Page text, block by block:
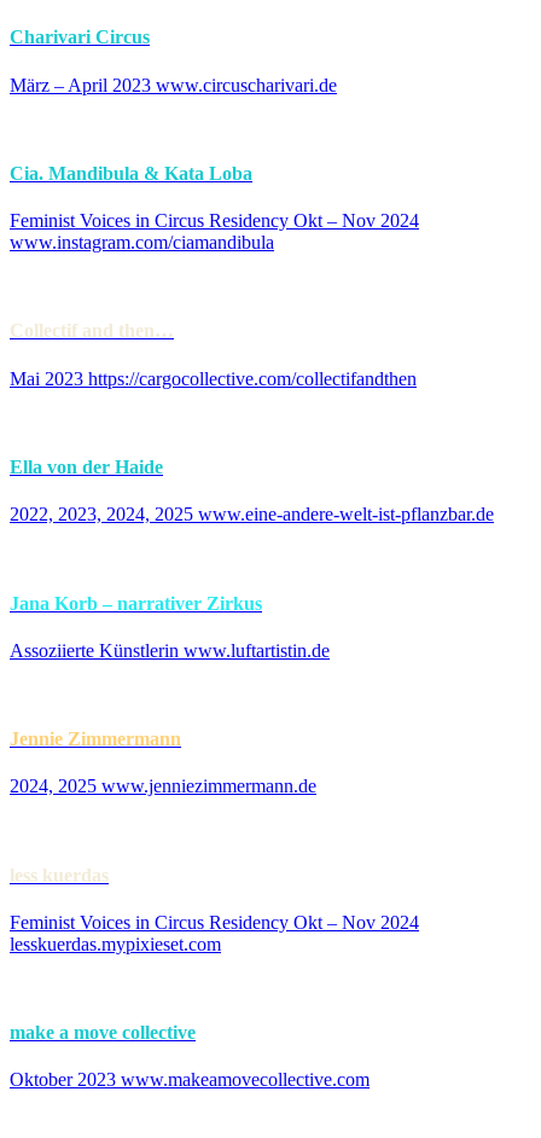
Charivari Circus
März – April 2023 www.circuscharivari.de
Cia. Mandibula & Kata Loba
Feminist Voices in Circus Residency Okt – Nov 2024
www.instagram.com/ciamandibula
Collectif and then…
Mai 2023 https://cargocollective.com/collectifandthen
Ella von der Haide
2022, 2023, 2024, 2025 www.eine-andere-welt-ist-pflanzbar.de
Jana Korb – narrativer Zirkus
Assoziierte Künstlerin www.luftartistin.de
Jennie Zimmermann
2024, 2025 www.jenniezimmermann.de
less kuerdas
Feminist Voices in Circus Residency Okt – Nov 2024
lesskuerdas.mypixieset.com
make a move collective
Oktober 2023 www.makeamovecollective.com